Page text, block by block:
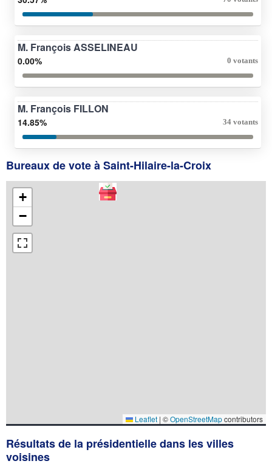
M. François ASSELINEAU
0.00% 0 votants
M. François FILLON
14.85% 34 votants
Bureaux de vote à Saint-Hilaire-la-Croix
+
−
Leaflet | ©OpenStreetMapcontributors
Résultats de la présidentielle dans les villes
voisines